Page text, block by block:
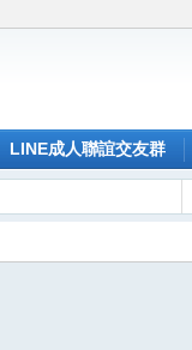
LINE成人聯誼交友群